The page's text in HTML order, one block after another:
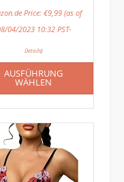
Price:€9,99(as of
04/2023 10:32 PST-
Details)
AUSFÜHRUNG
WÄHLEN